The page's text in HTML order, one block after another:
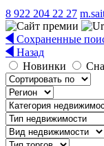
8 922 204 22 27
Сохраненные
Назад
Новинки